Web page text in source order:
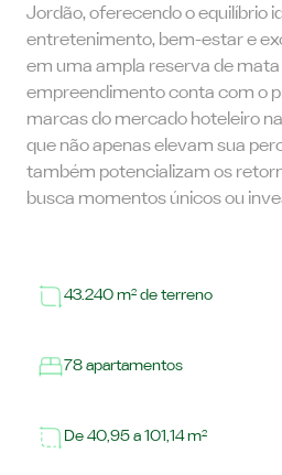
Jordão, oferecendo o equilíbrio
entretenimento, bem-estar e
em uma ampla reserva de
empreendimento conta com o
marcas do mercado hoteleiro
que não apenas elevam sua
também potencializam os
busca momentos únicos ou
43.240 m² de terreno
78 apartamentos
De 40,95 a 101,14 m²